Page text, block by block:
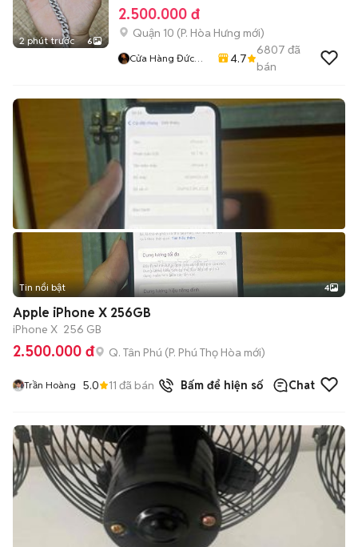
2 phút trước 6
2.500.000 đ
Quận 10 (P. Hòa Hưng mới)
Cửa Hàng Đức
4.7
6807 đã
bán
Tin nổi bật 4
Apple iPhone X 256GB
iPhone X 256 GB
2.500.000 đ Q. Tân Phú (P. Phú Thọ Hòa mới)
Trần Hoàng 5.0 11 đã bán Bấm để hiện số Chat